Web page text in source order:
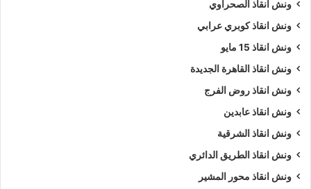
ونش انقاذ الصحراوي
ونش انقاذ كوبري عرابي
ونش انقاذ 15 مايو
ونش انقاذ القاهرة الجديدة
ونش انقاذ روض الفرج
ونش انقاذ عابدين
ونش انقاذ الشرقية
ونش انقاذ الطريق الدائري
ونش انقاذ محور المشير